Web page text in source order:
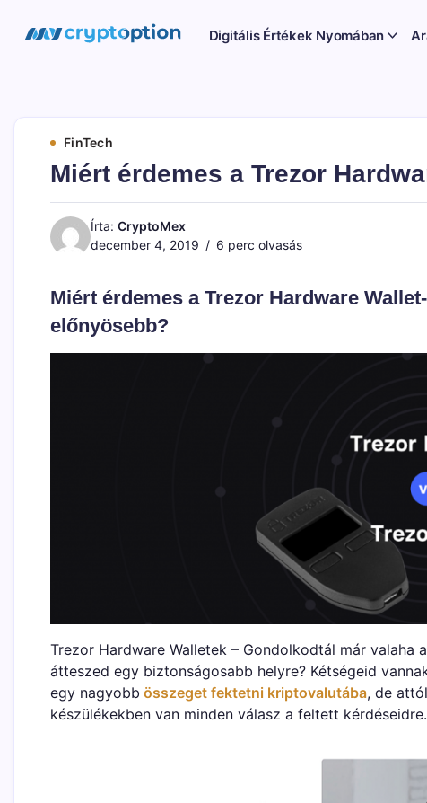
MyCryptOption
Digitális Értékek Nyomában
FinTech
Miért érdemes a Trezor
Írta: CryptoMex
december 4, 2019
6 perc olvasás
Miért érdemes a Trezor Hardware
előnyösebb?
Trezor Hardware Walletek – Gondolkodtál már valaha
átteszed egy biztonságosabb helyre? Kétségeid
egy nagyobb összeget fektetni kriptovalutába, de
készülékekben van minden válasz a feltett kérdéseidre.